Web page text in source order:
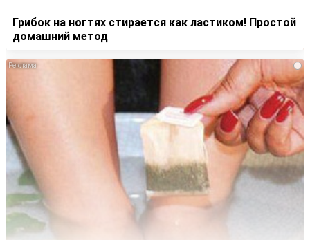
Грибок на ногтях стирается как ластиком! Простой
домашний метод
i